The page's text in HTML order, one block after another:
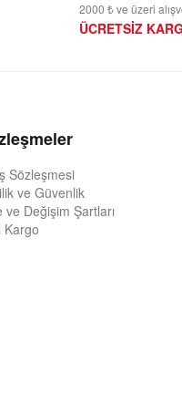
2000 ₺ ve üzeri
ÜCRETSİZ
Sözleşmesi
ve Güvenlik
ve Değişim Şartları
Kargo